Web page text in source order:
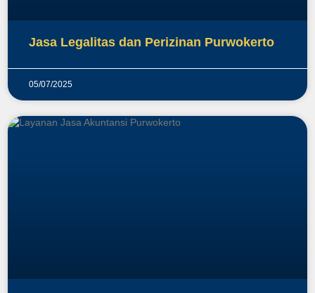
Jasa Legalitas dan Perizinan Purwokerto
05/07/2025